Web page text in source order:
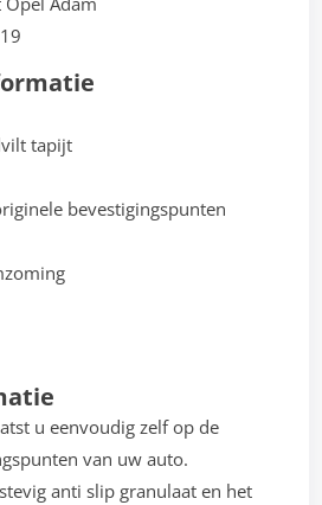
tapijt
bevestigingspunten
u eenvoudig zelf op de
van uw auto.
anti slip granulaat en het